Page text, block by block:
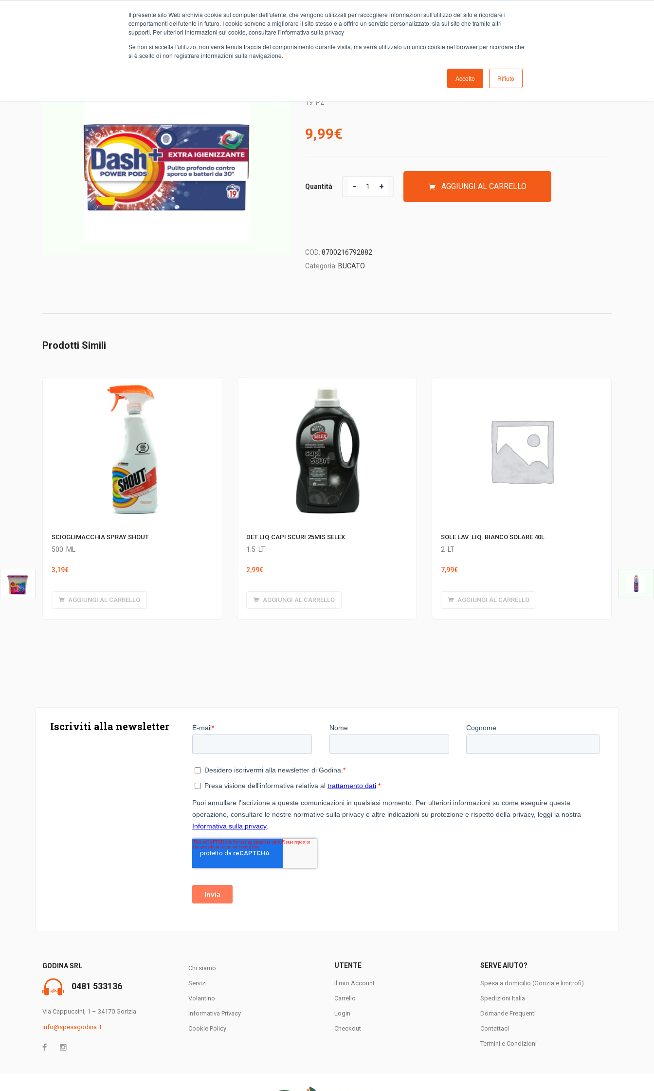
Il presente sito Web archivia cookie sul computer dell'utente, che vengono utilizzati per raccogliere informazioni sull'utilizzo del sito e ricordare i
comportamenti dell'utente in futuro. I cookie servono a migliorare il sito stesso e a offrire un servizio personalizzato, sia sul sito che tramite altri
supporti. Per ulteriori informazioni sui cookie, consultare l'informativa sulla privacy
Se non si accetta l'utilizzo, non verrà tenuta traccia del comportamento durante visita, ma verrà utilizzato un unico cookie nel browser per ricordare che
si è scelto di non registrare informazioni sulla navigazione.
Accetto Rifiuto
Novità Chi siamo Servizi Spesa online Carta Club A&O Volantino Serve aiuto?
DROGHERIA BUCATO 19 PODS DASH POWER IGIENIZZA
19 PODS DASH POWER IGIENIZZA
19 PZ
9,99€
Quantità AGGIUNGI AL CARRELLO
COD: 8700216792882
Categoria: BUCATO
Prodotti Simili
SCIOGLIMACCHIA SPRAY SHOUT
500 ML
3,19€
AGGIUNGI AL CARRELLO
DET.LIQ.CAPI SCURI 25MIS SELEX
1.5 LT
2,99€
AGGIUNGI AL CARRELLO
SOLE LAV. LIQ. BIANCO SOLARE 40L
2 LT
7,99€
AGGIUNGI AL CARRELLO
Iscriviti alla newsletter
GODINA SRL
0481 533136
Via Cappuccini, 1 – 34170 Gorizia
info@spesagodina.it
Chi siamo
Servizi
Volantino
Informativa Privacy
Cookie Policy
UTENTE
Il mio Account
Carrello
Login
Checkout
SERVE AIUTO?
Spesa a domicilio (Gorizia e limitrofi)
Spedizioni Italia
Domande Frequenti
Contattaci
Termini e Condizioni